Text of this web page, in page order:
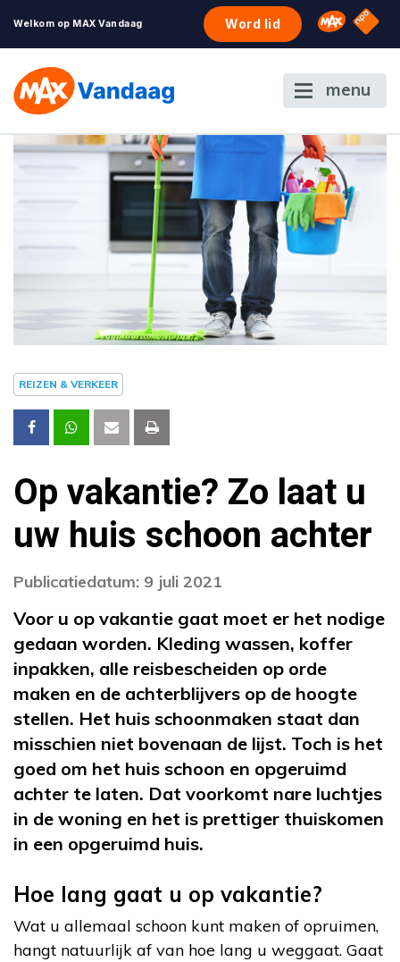
Welkom op MAX Vandaag Word lid Omroep
NPO
menu
REIZEN & VERKEER
Op vakantie? Zo laat u
uw huis schoon achter
Publicatiedatum: 9 juli 2021
Voor u op vakantie gaat moet er het nodige
gedaan worden. Kleding wassen, koffer
inpakken, alle reisbescheiden op orde
maken en de achterblijvers op de hoogte
stellen. Het huis schoonmaken staat dan
misschien niet bovenaan de lijst. Toch is het
goed om het huis schoon en opgeruimd
achter te laten. Dat voorkomt nare luchtjes
in de woning en het is prettiger thuiskomen
in een opgeruimd huis.
Hoe lang gaat u op vakantie?
Wat u allemaal schoon kunt maken of opruimen,
hangt natuurlijk af van hoe lang u weggaat. Gaat